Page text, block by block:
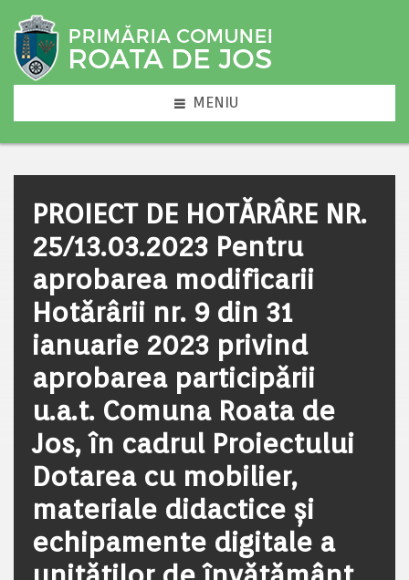
MENIU
PROIECT DE HOTĂRÂRE NR.
25/13.03.2023 Pentru
aprobarea modificarii
Hotărârii nr. 9 din 31
ianuarie 2023 privind
aprobarea participării
u.a.t. Comuna Roata de
Jos, în cadrul Proiectului
Dotarea cu mobilier,
materiale didactice și
echipamente digitale a